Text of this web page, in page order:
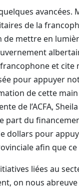
de la
de mettre en
et cite
pour appuyer
de cette
de l’ACFA,
part du
dollars pour
afin que ce
liées au
on nous